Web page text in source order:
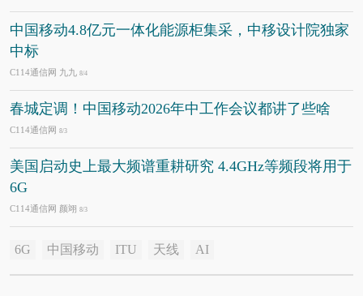
中国移动4.8亿元一体化能源柜集采，中移设计院独家
中标
C114通信网 九九 8/4
春城定调！中国移动2026年中工作会议都讲了些啥
C114通信网 8/3
美国启动史上最大频谱重耕研究 4.4GHz等频段将用于
6G
C114通信网 颜翊 8/3
6G 中国移动 ITU 天线 AI